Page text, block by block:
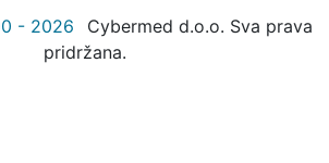
- 2026
Cybermed d.o.o. Sva prava
pridržana.